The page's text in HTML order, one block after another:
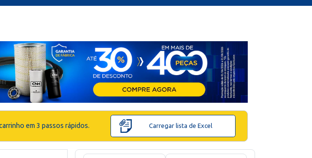
em 3 passos rápidos. Carregar lista de Excel